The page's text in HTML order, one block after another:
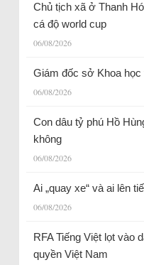
Chủ tịch xã ở Thanh
cá độ world cup
06/08/2026
Giám đốc sở Khoa học
06/08/2026
Con dâu tỷ phú Hồ
không
06/08/2026
Ai „quay xe“ và ai lên
06/08/2026
RFA Tiếng Việt lọt vào
quyền Việt Nam